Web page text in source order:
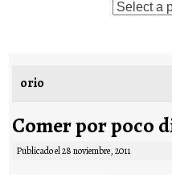
Saltar al contenido
orio
Comer por poco
Publicado el28 noviembre, 2011